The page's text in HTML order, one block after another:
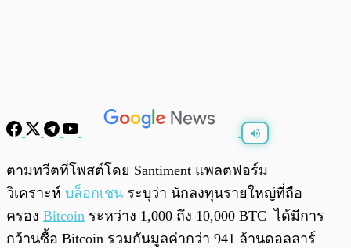
พร้อมเล่น
ตามทวีตที่โพสต์โดย Santiment แพลตฟอร์ม
วิเคราะห์ บล็อกเชน ระบุว่า นักลงทุนรายใหญ่ที่ถือ
ครอง Bitcoin ระหว่าง 1,000 ถึง 10,000 BTC ได้มีการ
กว้านซื้อ Bitcoin รวมกันมูลค่ากว่า 941 ล้านดอลลาร์